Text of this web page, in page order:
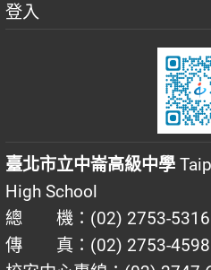
登入
臺北市立中崙高級中學
High School
總 機：(02) 2753-5316
傳 真：(02) 2753-4598